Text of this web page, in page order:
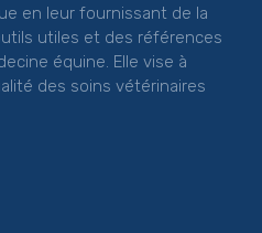
en leur fournissant de la
utiles et des références
équine. Elle vise à
des soins vétérinaires